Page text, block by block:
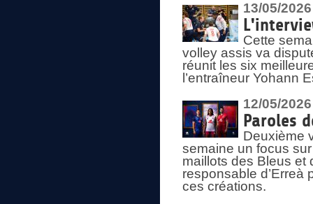
13/05/2026
Cette
volley assis va
réunit les six
l’entraîneur Yohann
12/05/2026
Paroles
Deuxième
semaine un focus
maillots des Bleus et
responsable d’Erreà
ces créations.